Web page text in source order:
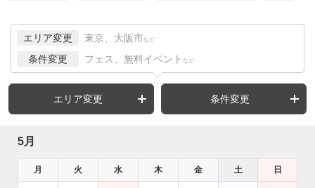
エリア変更 東京、大阪市 など
条件変更 フェス、無料イベント など
エリア変更 条件変更
5月
月 火 水 木 金 土 日